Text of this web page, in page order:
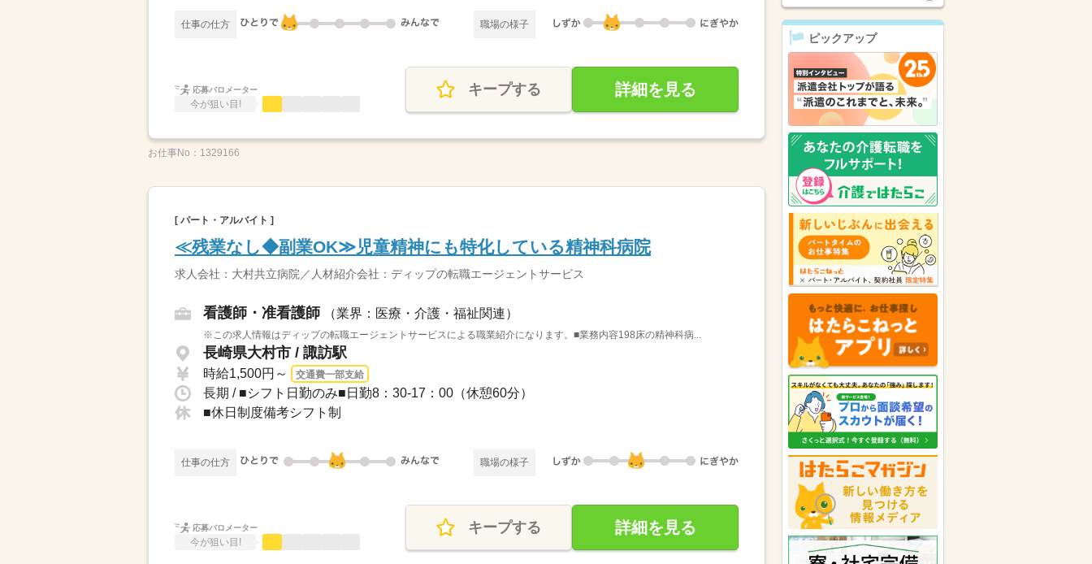
仕事の仕方 職場の様子
応募バロメーター
今が狙い目!
キープする 詳細を見る
お仕事No： 1329166
[ パート・アルバイト ]
≪残業なし◆副業OK≫児童精神にも特化している精神科病院
求人会社：大村共立病院／人材紹介会社：ディップの転職エージェントサービス
看護師・准看護師 （業界：医療・介護・福祉関連）
※この求人情報はディップの転職エージェントサービスによる職業紹介になります。■業務内容198床の精神科病...
長崎県大村市 / 諏訪駅
時給1,500円～ 交通費一部支給
長期 / ■シフト日勤のみ■日勤8：30-17：00（休憩60分）
■休日制度備考シフト制
仕事の仕方 職場の様子
応募バロメーター
今が狙い目!
キープする 詳細を見る
サービス オフィス事業本部にキ
ニナルを送りました。
株式会社リクルートスタッフィン
が福岡県の女性にキニ
ナルを送りました。
福岡県の女性がパーソルテンプス
タッフ株式会社にキニナルを送り
ました。
福岡県の女性が株式会社スタッフ
サービスにキニナルを送りまし
た。
福岡県の男性が株式会社ネオキャ
リア ～Neo career～にキニナル
を送りました。
パーソルテンプスタッフ株式会社
が福岡県の女性にキニナルを送り
ました。
福岡県の女性が株式会社アソウ・
ヒューマニーセンター 九州エリ
にキニナルを送りました。
福岡県の女性が トランスコスモス
パートナーズ株式会社にキニナル
を送りました。
株式会社サンレディース（採用
係）
が福岡県の女性にキニナルを
送りました。
福岡県の女性が株式会社アソウ・
ヒューマニーセンター 九州エリ
にキニナルを送りました。
株式会社リクルートスタッフィン
グ 西日本が福岡県の女性にキニ
ナルを送りました。
ピックアップ